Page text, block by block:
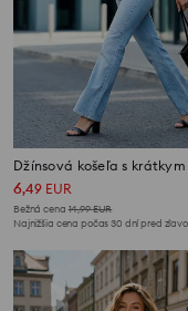
6,49 EUR
Bežná cena 14,99EUR
Najnižšia cena počas 30 dní pred